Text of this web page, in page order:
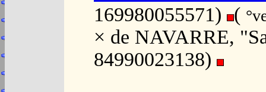
169980055571)
(
× de NAVARRE,
84990023138)